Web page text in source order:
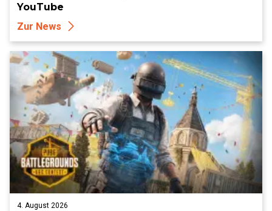
YouTube
Zur News
4. August 2026